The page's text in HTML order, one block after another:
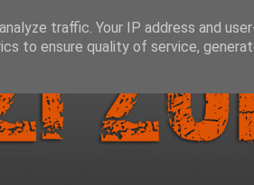
traffic. Your IP address and
to ensure quality of service,